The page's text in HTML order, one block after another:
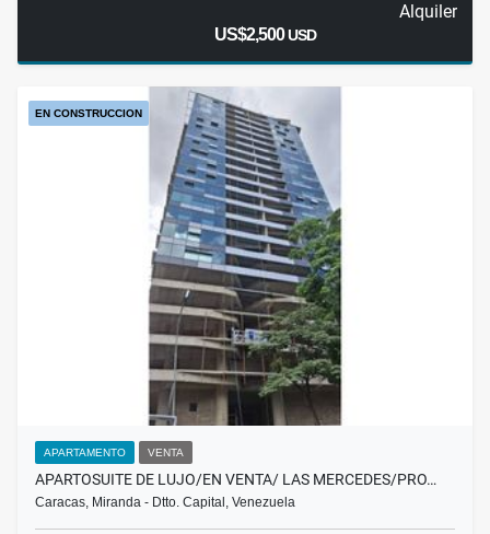
Alquiler
US$2,500USD
EN CONSTRUCCION
APARTAMENTO VENTA
APARTOSUITE DE LUJO/EN VENTA/ LAS MERCEDES/PRO…
Caracas, Miranda - Dtto. Capital, Venezuela